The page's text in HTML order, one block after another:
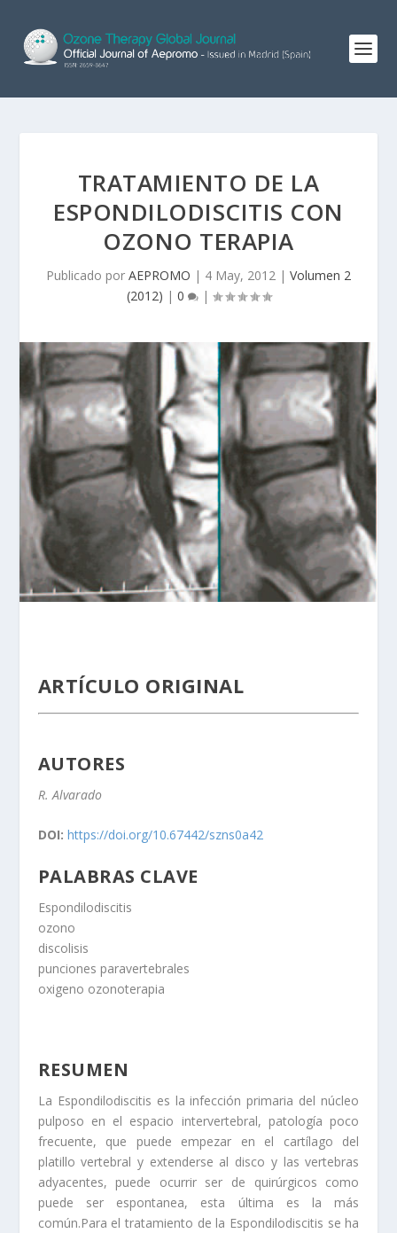
TRATAMIENTO DE LA
ESPONDILODISCITIS CON
OZONO TERAPIA
Publicado por AEPROMO | 4 May, 2012 | Volumen 2
(2012) | 0 |
ARTÍCULO ORIGINAL
AUTORES
R. Alvarado
DOI: https://doi.org/10.67442/szns0a42
PALABRAS CLAVE
Espondilodiscitis
ozono
discolisis
punciones paravertebrales
oxigeno ozonoterapia
RESUMEN
La Espondilodiscitis es la infección primaria del núcleo
pulposo en el espacio intervertebral, patología poco
frecuente, que puede empezar en el cartílago del
platillo vertebral y extenderse al disco y las vertebras
adyacentes, puede ocurrir ser de quirúrgicos como
puede ser espontanea, esta última es la más
común.Para el tratamiento de la Espondilodiscitis se ha